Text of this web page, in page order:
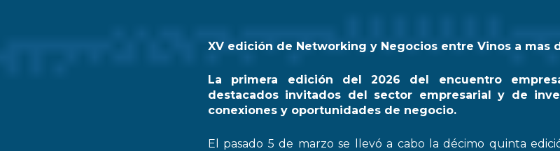
XV edición de Networking y Negocios entre Vinos a mas
La primera edición del 2026 del encuentro
destacados invitados del sector empresarial y de
conexiones y oportunidades de negocio.
El pasado 5 de marzo se llevó a cabo la décimo quinta